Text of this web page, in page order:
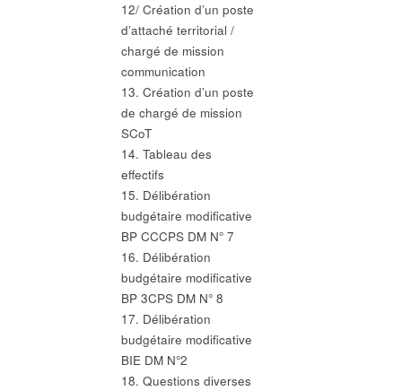
12/ Création d’un poste
d’attaché territorial /
chargé de mission
communication
13. Création d’un poste
de chargé de mission
SCoT
14. Tableau des
effectifs
15. Délibération
budgétaire modificative
BP CCCPS DM N° 7
16. Délibération
budgétaire modificative
BP 3CPS DM N° 8
17. Délibération
budgétaire modificative
BIE DM N°2
18. Questions diverses